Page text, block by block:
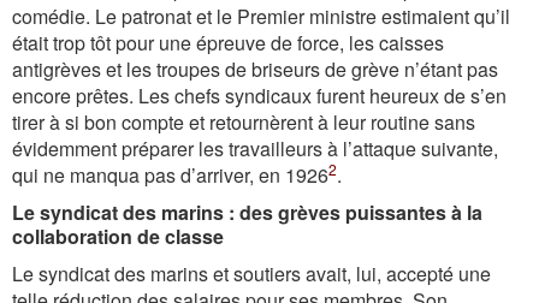
comédie. Le patronat et le Premier ministre estimaient qu’il
était trop tôt pour une épreuve de force, les caisses
antigrèves et les troupes de briseurs de grève n’étant pas
encore prêtes. Les chefs syndicaux furent heureux de s’en
tirer à si bon compte et retournèrent à leur routine sans
évidemment préparer les travailleurs à l’attaque suivante,
qui ne manqua pas d’arriver, en 19262.
Le syndicat des marins : des grèves puissantes à la
collaboration de classe
Le syndicat des marins et soutiers avait, lui, accepté une